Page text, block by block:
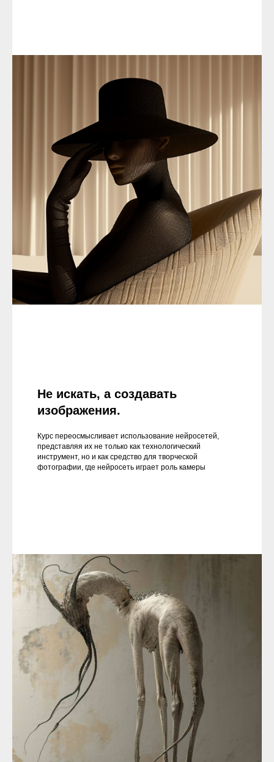
Не искать, а создавать
изображения.
Курс переосмысливает использование нейросетей,
представляя их не только как технологический
инструмент, но и как средство для творческой
фотографии, где нейросеть играет роль камеры